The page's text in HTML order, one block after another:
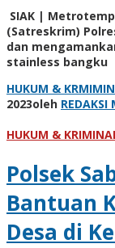
Share
SIAK |
(Satreskrim)
dan
stainless bangku
HUKUM &
2023oleh REDAKSI
HUKUM &
Polsek
Bantuan
Desa di